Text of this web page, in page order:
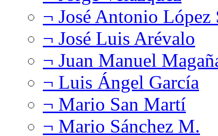
¬ José Antonio López
¬ José Luis Arévalo
¬ Juan Manuel
¬ Luis Ángel García
¬ Mario San Martí
¬ Mario Sánchez M.